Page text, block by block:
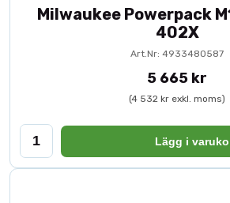
Milwaukee Powerpack
402X
Art.Nr: 4933480587
5 665 kr
(4 532 kr exkl. moms)
Lägg i